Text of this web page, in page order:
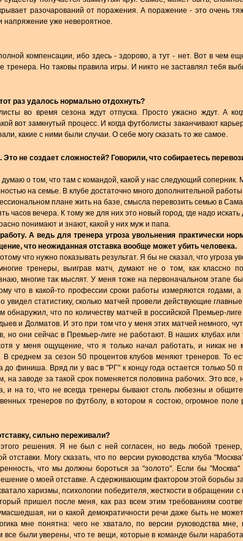
разочарований от поражения. А поражение - это очень
напряжение уже невероятное.
компенсации, ибо здесь - здорово, а тут - нет. Вот в чем
Но таковы правила игры. И никто не заставлял тебя
раз удалось нормально отдохнуть?
во время сезона ждут отпуска. Просто ужасно ждут. А
вот замкнутый процесс. И когда футболисты заканчивают
какие с ними были случаи. О себе могу сказать то же самое.
не создает сложностей? Говорили, что собираетесь
о том, что там с командой, какой у нас следующий соперник.
на семье. В клубе достаточно много дополнительной
плане жить на базе, смысла перевозить семью в
часов вечера. К тому же для них это новый город, где надо искать
понимают и знают, какой у них муж и папа.
А ведь для тренера угроза увольнения практически
что неожиданная отставка вообще может убить человека.
что нужно показывать результат. Я бы не сказал, что угроза
тренеры, выиграв матч, думают не о том, как классно
многие так мыслят. У меня тоже на первоначальном этапе
что в какой-то профессии сроки работы измеряются годами, а
увидел статистику, сколько матчей провели действующие
что по количеству матчей в российской Премьер-
и Долматов. И это при том что у меня этих матчей немного,
но они сейчас в Премьер-лиге не работают. В наших клубах или
у меня ощущение, что я только начал работать, и никак не
среднем за сезон 50 процентов клубов меняют тренеров. То
финиша. Вряд ли у вас в "РГ" к концу года остается только 50
на заводе за такой срок поменяется половина рабочих. Это все,
и на то, что не всегда тренеры бывают столь любезны и
тренеров по футболу, в котором я состою, огромное поле
сильно переживали?
решения. Я не был с ней согласен, но ведь любой тренер,
отставки. Могу сказать, что по версии руководства клуба
что мы должны бороться за "золото". Если бы "Москва"
о моей отставке. А сдерживающим фактором этой борьбы
харизмы, психологии победителя, жесткости в обращении с
пришел после меня, как раз всем этим требованиям
ни о какой демократичности речи даже быть не
мне понятна: чего не хватало, по версии руководства мне,
все были уверены, что те вещи, которые в команде были